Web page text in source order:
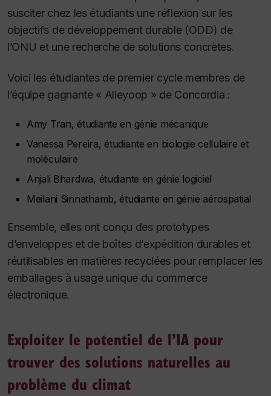
susciter chez les étudiants une réflexion sur les
objectifs de développement durable (ODD) de
l’ONU et une recherche de solutions concrètes.
Voici les étudiantes de premier cycle membres de
l’équipe gagnante « Alleyoop » de Concordia :
Amy Tran, étudiante en génie mécanique
Vanessa Pereira, étudiante en biologie cellulaire et
moléculaire
Anjali Bhardwa, étudiante en génie logiciel
Meilani Sinnathamb, étudiante en génie aérospatial
Ensemble, elles ont conçu des prototypes
d’enveloppes et de boîtes d’expédition durables et
réutilisables en matières recyclées pour remplacer les
emballages à usage unique du commerce
électronique.
Exploiter le potentiel de l’IA pour
trouver des solutions naturelles au
problème du climat